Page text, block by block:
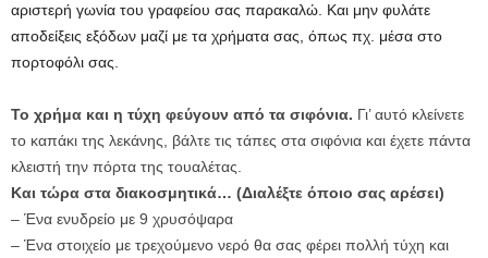
αριστερή γωνία του γραφείου σας παρακαλώ. Και μην φυλάτε
αποδείξεις εξόδων μαζί με τα χρήματα σας, όπως πχ. μέσα στο
πορτοφόλι σας.
Το χρήμα και η τύχη φεύγουν από τα σιφόνια. Γι’ αυτό κλείνετε
το καπάκι της λεκάνης, βάλτε τις τάπες στα σιφόνια και έχετε πάντα
κλειστή την πόρτα της τουαλέτας.
Και τώρα στα διακοσμητικά… (Διαλέξτε όποιο σας αρέσει)
– Ένα ενυδρείο με 9 χρυσόψαρα
– Ένα στοιχείο με τρεχούμενο νερό θα σας φέρει πολλή τύχη και